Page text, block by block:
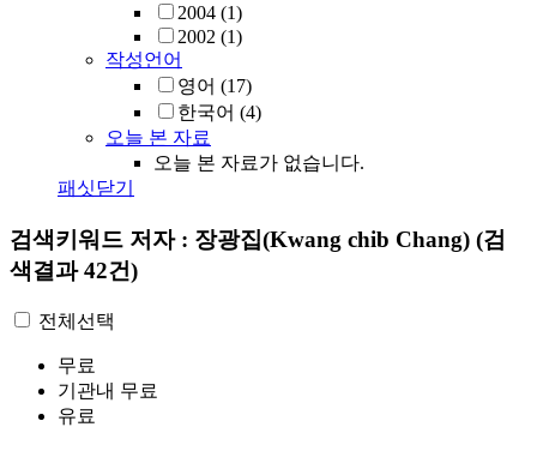
2004 (1)
2002 (1)
작성언어
영어 (17)
한국어 (4)
오늘 본 자료
오늘 본 자료가 없습니다.
패싯닫기
검색키워드 저자 : 장광집(Kwang chib Chang) (검
색결과 42건)
전체선택
무료
기관내 무료
유료